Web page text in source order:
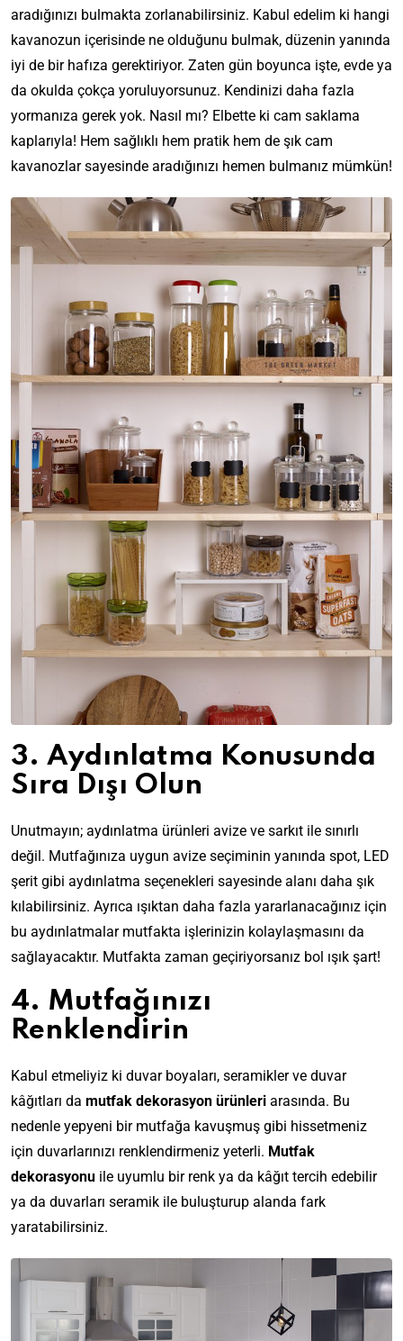
aradığınızı bulmakta zorlanabilirsiniz. Kabul edelim ki hangi
kavanozun içerisinde ne olduğunu bulmak, düzenin yanında
iyi de bir hafıza gerektiriyor. Zaten gün boyunca işte, evde ya
da okulda çokça yoruluyorsunuz. Kendinizi daha fazla
yormanıza gerek yok. Nasıl mı? Elbette ki cam saklama
kaplarıyla! Hem sağlıklı hem pratik hem de şık cam
kavanozlar sayesinde aradığınızı hemen bulmanız mümkün!
3. Aydınlatma Konusunda
Sıra Dışı Olun
Unutmayın; aydınlatma ürünleri avize ve sarkıt ile sınırlı
değil. Mutfağınıza uygun avize seçiminin yanında spot, LED
şerit gibi aydınlatma seçenekleri sayesinde alanı daha şık
kılabilirsiniz. Ayrıca ışıktan daha fazla yararlanacağınız için
bu aydınlatmalar mutfakta işlerinizin kolaylaşmasını da
sağlayacaktır. Mutfakta zaman geçiriyorsanız bol ışık şart!
4. Mutfağınızı
Renklendirin
Kabul etmeliyiz ki duvar boyaları, seramiklerve duvar
kâğıtları da mutfak dekorasyon ürünleri arasında. Bu
nedenle yepyeni bir mutfağa kavuşmuş gibi hissetmeniz
için duvarlarınızı renklendirmeniz yeterli. Mutfak
dekorasyonu ile uyumlu bir renk ya da kâğıt tercih edebilir
ya da duvarları seramik ile buluşturup alanda fark
yaratabilirsiniz.